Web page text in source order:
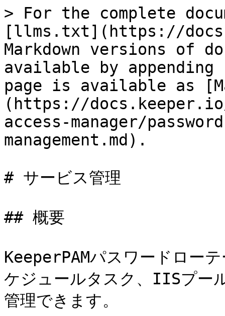
> For the complete
[llms.txt](https://
Markdown versions of
available by
page is available as
(https://
access-manager/
management.md).
# サービス管理
## 概要
KeeperPAMパスワードロー
ケジュールタスク、IISプー
管理できます。